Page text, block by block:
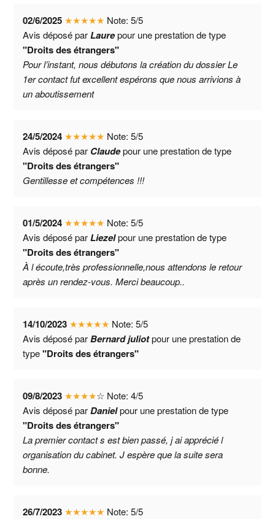
02/6/2025 ★★★★★ Note:5/5
Avis déposé par Laurepour une prestation de type
"Droits des étrangers"
Pour l’instant, nous débutons la création du dossier Le
1er contact fut excellent espérons que nous arrivions à
un aboutissement
24/5/2024 ★★★★★ Note:5/5
Avis déposé par Claudepour une prestation de type
"Droits des étrangers"
Gentillesse et compétences !!!
01/5/2024 ★★★★★ Note:5/5
Avis déposé par Liezelpour une prestation de type
"Droits des étrangers"
À l écoute,très professionnelle,nous attendons le retour
après un rendez-vous. Merci beaucoup..
14/10/2023 ★★★★★ Note:5/5
Avis déposé par Bernard juliotpour une prestation de
type"Droits des étrangers"
09/8/2023 ★★★★☆ Note:4/5
Avis déposé parDanielpour une prestation de type
"Droits des étrangers"
La premier contact s est bien passé, j ai apprécié l
organisation du cabinet. J espère que la suite sera
bonne.
26/7/2023 ★★★★★ Note:5/5